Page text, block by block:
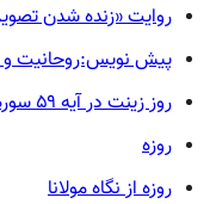
روایت «زنده شدن
پیش نویس:روحانیت
روز زینت در آیه ۵۹ سوره طه
روزه
روزه از نگاه مولانا